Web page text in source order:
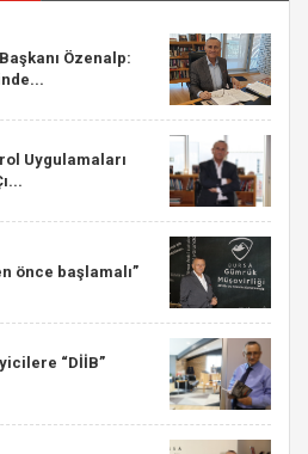
Özenalp:
Uygulamaları
önce başlamalı”
“DİİB”